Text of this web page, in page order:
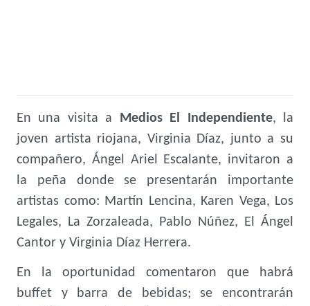
En una visita a Medios El Independiente, la
joven artista riojana, Virginia Díaz, junto a su
compañero, Ángel Ariel Escalante, invitaron a
la peña donde se presentarán importante
artistas como: Martín Lencina, Karen Vega, Los
Legales, La Zorzaleada, Pablo Núñez, El Ángel
Cantor y Virginia Díaz Herrera.
En la oportunidad comentaron que habrá
buffet y barra de bebidas; se encontrarán